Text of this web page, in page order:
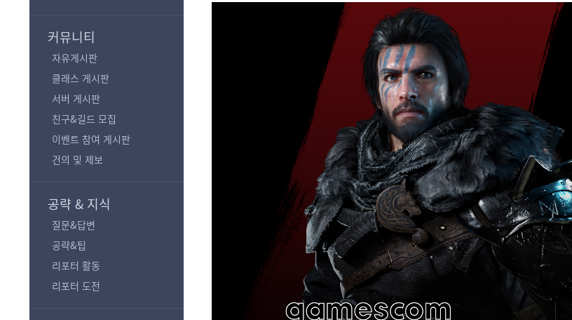
커뮤니티
자유게시판
클래스 게시판
서버 게시판
친구&길드 모집
이벤트 참여 게시판
건의 및 제보
공략 & 지식
질문&답변
공략&팁
리포터 활동
리포터 도전